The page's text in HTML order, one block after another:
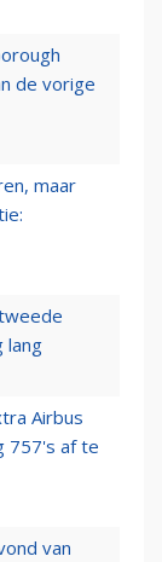
de vorige
maar
lang
Airbus
757's af te
van